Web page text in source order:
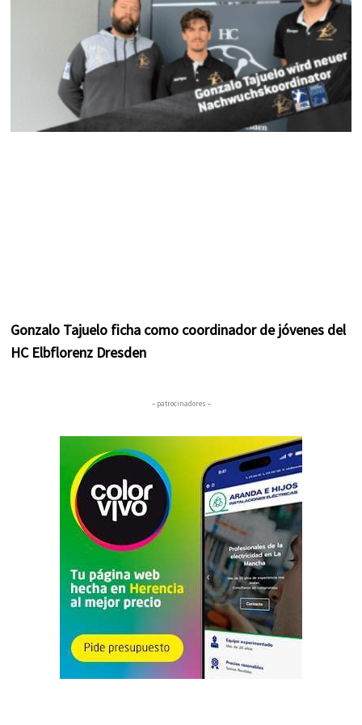
Gonzalo Tajuelo ficha como coordinador de jóvenes del
HC Elbflorenz Dresden
– patrocinadores –